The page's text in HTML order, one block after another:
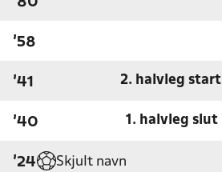
'58
'41 2. halvleg start
'40 1. halvleg slut
'24 Skjult navn